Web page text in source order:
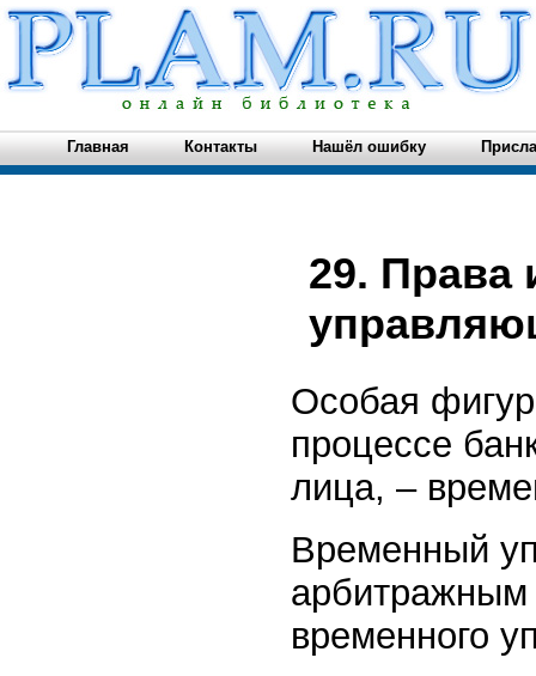
Главная Контакты Нашёл ошибку
29. Права
Особая
процессе
лица, –
Временный
арбитражным
временного